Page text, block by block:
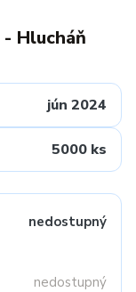
Hlucháň
jún 2024
5000 ks
nedostupný
nedostupný